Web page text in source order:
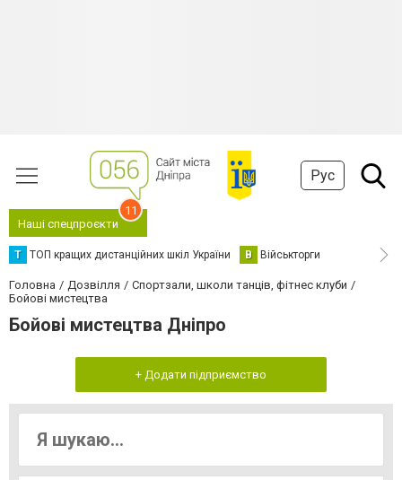
Рус
Наші спецпроєкти
11
Т ТОП кращих дистанційних шкіл України В Військторги
Головна Дозвілля
Спортзали, школи танців, фітнес клуби
Бойові мистецтва
Бойові мистецтва Дніпро
+ Додати підприємство